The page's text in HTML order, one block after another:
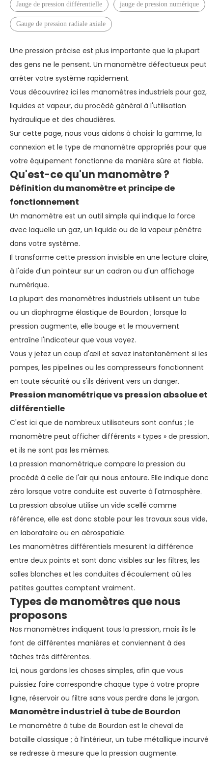
Jauge de pression différentielle jauge de pression numérique
Gauge de pression radiale axiale
Une pression précise est plus importante que la plupart
des gens ne le pensent. Un manomètre défectueux peut
arrêter votre système rapidement.
Vous découvrirez ici les manomètres industriels pour gaz,
liquides et vapeur, du procédé général à l'utilisation
hydraulique et des chaudières.
Sur cette page, nous vous aidons à choisir la gamme, la
connexion et le type de manomètre appropriés pour que
votre équipement fonctionne de manière sûre et fiable.
Qu'est-ce qu'un manomètre ?
Définition du manomètre et principe de
fonctionnement
Un manomètre est un outil simple qui indique la force
avec laquelle un gaz, un liquide ou de la vapeur pénètre
dans votre système.
Il transforme cette pression invisible en une lecture claire,
à l'aide d'un pointeur sur un cadran ou d'un affichage
numérique.
La plupart des manomètres industriels utilisent un tube
ou un diaphragme élastique de Bourdon ; lorsque la
pression augmente, elle bouge et le mouvement
entraîne l'indicateur que vous voyez.
Vous y jetez un coup d'œil et savez instantanément si les
pompes, les pipelines ou les compresseurs fonctionnent
en toute sécurité ou s'ils dérivent vers un danger.
Pression manométrique vs pression absolue et
différentielle
C'est ici que de nombreux utilisateurs sont confus ; le
manomètre peut afficher différents « types » de pression,
et ils ne sont pas les mêmes.
La pression manométrique compare la pression du
procédé à celle de l'air qui nous entoure. Elle indique donc
zéro lorsque votre conduite est ouverte à l'atmosphère.
La pression absolue utilise un vide scellé comme
référence, elle est donc stable pour les travaux sous vide,
en laboratoire ou en aérospatiale.
Les manomètres différentiels mesurent la différence
entre deux points et sont donc visibles sur les filtres, les
salles blanches et les conduites d'écoulement où les
petites gouttes comptent vraiment.
Types de manomètres que nous
proposons
Nos manomètres indiquent tous la pression, mais ils le
font de différentes manières et conviennent à des
tâches très différentes.
Ici, nous gardons les choses simples, afin que vous
puissiez faire correspondre chaque type à votre propre
ligne, réservoir ou filtre sans vous perdre dans le jargon.
Manomètre industriel à tube de Bourdon
Le manomètre à tube de Bourdon est le cheval de
bataille classique ; à l’intérieur, un tube métallique incurvé
se redresse à mesure que la pression augmente.